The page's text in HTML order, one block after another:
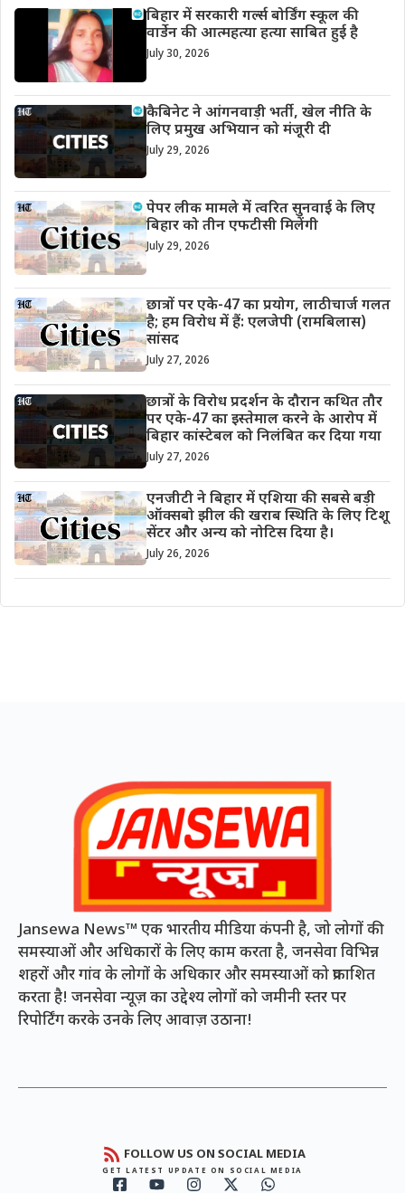
बिहार में सरकारी गर्ल्स बोर्डिंग स्कूल की
वार्डेन की आत्महत्या हत्या साबित हुई है
July 30, 2026
कैबिनेट ने आंगनवाड़ी भर्ती, खेल नीति के
लिए प्रमुख अभियान को मंजूरी दी
July 29, 2026
पेपर लीक मामले में त्वरित सुनवाई के लिए
बिहार को तीन एफटीसी मिलेंगी
July 29, 2026
छात्रों पर एके-47 का प्रयोग, लाठीचार्ज गलत
है; हम विरोध में हैं: एलजेपी (रामबिलास)
सांसद
July 27, 2026
छात्रों के विरोध प्रदर्शन के दौरान कथित तौर
पर एके-47 का इस्तेमाल करने के आरोप में
बिहार कांस्टेबल को निलंबित कर दिया गया
July 27, 2026
एनजीटी ने बिहार में एशिया की सबसे बड़ी
ऑक्सबो झील की खराब स्थिति के लिए टिशू
सेंटर और अन्य को नोटिस दिया है।
July 26, 2026
Jansewa News™ एक भारतीय मीडिया कंपनी है, जो लोगों की
समस्याओं और अधिकारों के लिए काम करता है, जनसेवा विभिन्न
शहरों और गांव के लोगों के अधिकार और समस्याओं को प्रकाशित
करता है! जनसेवा न्यूज़ का उद्देश्य लोगों को जमीनी स्तर पर
रिपोर्टिंग करके उनके लिए आवाज़ उठाना!
FOLLOW US ON SOCIAL MEDIA
GET LATEST UPDATE ON SOCIAL MEDIA